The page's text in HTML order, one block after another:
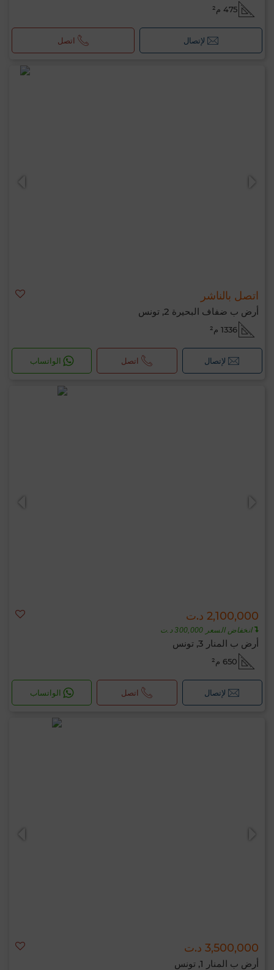
475 م²
لإتصال اتصل
اتصل بالناشر
أرض ب ضفاف البحيرة 2, تونس
1336 م²
لإتصال اتصل الواتساب
2,100,000 د.ت
انخفاض السعر 300,000 د.ت
أرض ب المنار 3, تونس
650 م²
لإتصال اتصل الواتساب
3,500,000 د.ت
أرض ب المنار 1, تونس